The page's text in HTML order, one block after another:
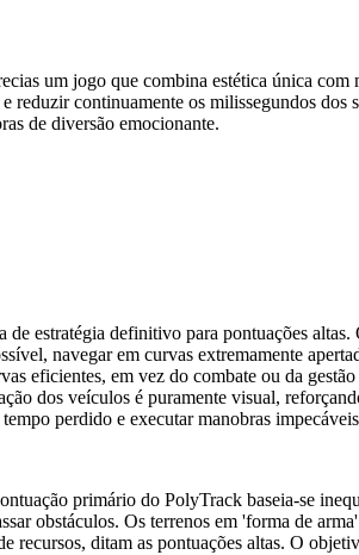
um jogo que combina estética única com
continuamente os milissegundos dos
de diversão emocionante.
estratégia definitivo para pontuações
navegar em curvas extremamente
eficientes, em vez do combate ou da
dos veículos é puramente visual,
perdido e executar manobras
primário do PolyTrack baseia-se
obstáculos. Os terrenos em 'forma de
recursos, ditam as pontuações altas. O